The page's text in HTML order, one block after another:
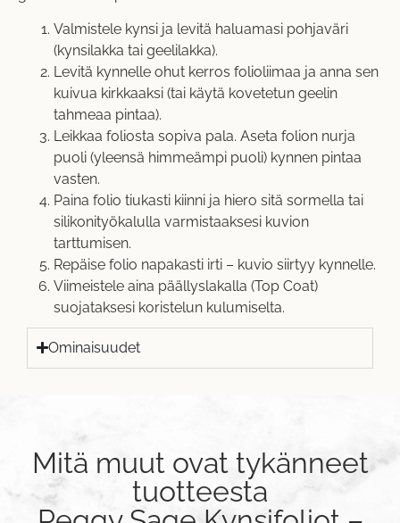
Valmistele kynsi ja levitä haluamasi pohjaväri
(kynsilakka tai geelilakka).
Levitä kynnelle ohut kerros folioliimaa ja anna sen
kuivua kirkkaaksi (tai käytä kovetetun geelin
tahmeaa pintaa).
Leikkaa foliosta sopiva pala. Aseta folion nurja
puoli (yleensä himmeämpi puoli) kynnen pintaa
vasten.
Paina folio tiukasti kiinni ja hiero sitä sormella tai
silikonityökalulla varmistaaksesi kuvion
tarttumisen.
Repäise folio napakasti irti – kuvio siirtyy kynnelle.
Viimeistele aina päällyslakalla (Top Coat)
suojataksesi koristelun kulumiselta.
Ominaisuudet
Mitä muut ovat tykänneet
tuotteesta